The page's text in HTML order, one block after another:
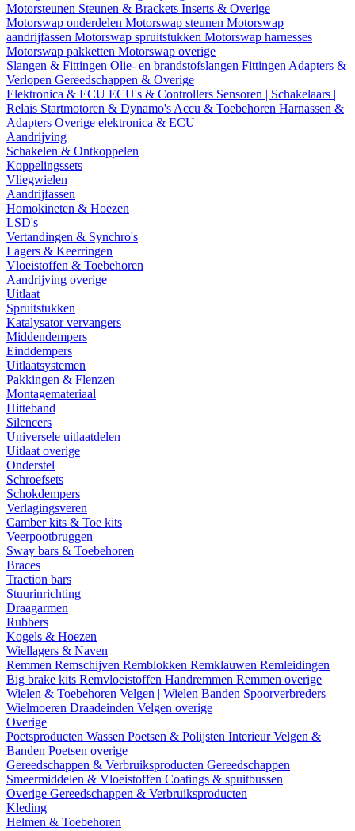
Motorsteunen Steunen & Brackets Inserts & Overige
Motorswap onderdelen Motorswap steunen Motorswap
aandrijfassen Motorswap spruitstukken Motorswap harnesses
Motorswap pakketten Motorswap overige
Slangen & Fittingen Olie- en brandstofslangen Fittingen Adapters &
Verlopen Gereedschappen & Overige
Elektronica & ECU ECU's & Controllers Sensoren | Schakelaars |
Relais Startmotoren & Dynamo's Accu & Toebehoren Harnassen &
Adapters Overige elektronica & ECU
Aandrijving
Schakelen & Ontkoppelen
Koppelingssets
Vliegwielen
Aandrijfassen
Homokineten & Hoezen
LSD's
Vertandingen & Synchro's
Lagers & Keerringen
Vloeistoffen & Toebehoren
Aandrijving overige
Uitlaat
Spruitstukken
Katalysator vervangers
Middendempers
Einddempers
Uitlaatsystemen
Pakkingen & Flenzen
Montagemateriaal
Hitteband
Silencers
Universele uitlaatdelen
Uitlaat overige
Onderstel
Schroefsets
Schokdempers
Verlagingsveren
Camber kits & Toe kits
Veerpootbruggen
Sway bars & Toebehoren
Braces
Traction bars
Stuurinrichting
Draagarmen
Rubbers
Kogels & Hoezen
Wiellagers & Naven
Remmen Remschijven Remblokken Remklauwen Remleidingen
Big brake kits Remvloeistoffen Handremmen Remmen overige
Wielen & Toebehoren Velgen | Wielen Banden Spoorverbreders
Wielmoeren Draadeinden Velgen overige
Overige
Poetsproducten Wassen Poetsen & Polijsten InterieurVelgen &
Banden Poetsen overige
Gereedschappen & Verbruiksproducten Gereedschappen
Smeermiddelen & Vloeistoffen Coatings & spuitbussen
Overige Gereedschappen & Verbruiksproducten
Kleding
Helmen & Toebehoren